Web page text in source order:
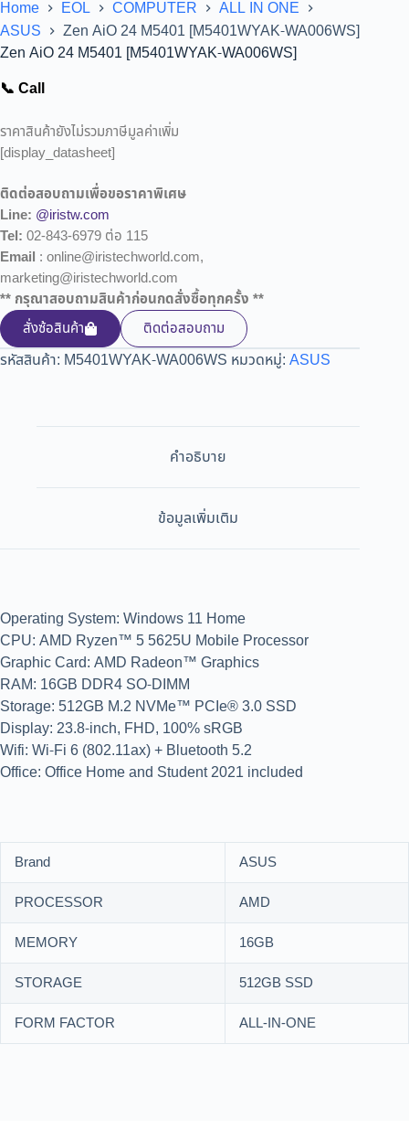
Home EOL COMPUTER
ALL IN ONE
ASUS
Zen AiO 24 M5401 [M5401WYAK-WA006WS]
Zen AiO 24 M5401 [M5401WYAK-WA006WS]
📞 Call
ราคาสินค้ายังไม่รวมภาษีมูลค่าเพิ่ม
[display_datasheet]
ติดต่อสอบถามเพื่อขอราคาพิเศษ
Line: @iristw.com
Tel: 02-843-6979 ต่อ 115
Email : online@iristechworld.com,
marketing@iristechworld.com
** กรุณาสอบถามสินค้าก่อนกดสั่งซื้อทุกครั้ง **
สั่งซ้อสินค้า
ติดต่อสอบถาม
รหัสสินค้า: M5401WYAK-WA006WS หมวดหมู่: ASUS
คำอธิบาย
ข้อมูลเพิ่มเติม
Operating System: Windows 11 Home
CPU: AMD Ryzen™ 5 5625U Mobile Processor
Graphic Card: AMD Radeon™ Graphics
RAM: 16GB DDR4 SO-DIMM
Storage: 512GB M.2 NVMe™ PCIe® 3.0 SSD
Display: 23.8-inch, FHD, 100% sRGB
Wifi: Wi-Fi 6 (802.11ax) + Bluetooth 5.2
Office: Office Home and Student 2021 included
Brand
ASUS
PROCESSOR
AMD
MEMORY
16GB
STORAGE
512GB SSD
FORM FACTOR
ALL-IN-ONE